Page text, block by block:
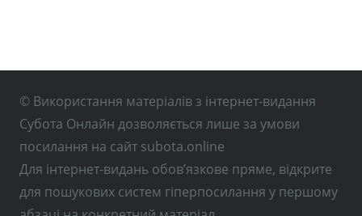
© Використання матеріалів з інтернет-видання
Субота Онлайн дозволяється лише за умови
посилання на сайт subota.online
Для інтернет-видань обов’язкове пряме, відкрите
для пошукових систем гіперпосилання у першому